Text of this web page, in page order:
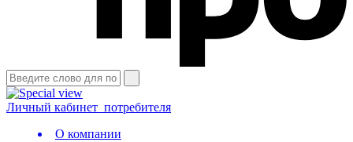
Личный кабинет потребителя
О компании